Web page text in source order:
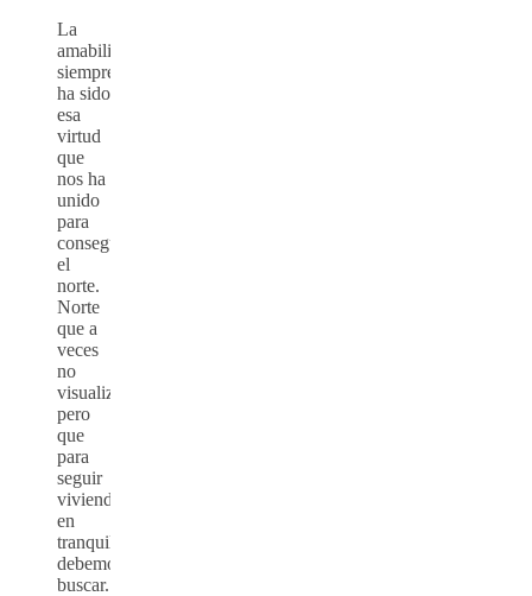
La
amabilidad
siempre
ha sido
esa
virtud
que
nos ha
unido
para
conseguir
el
norte.
Norte
que a
veces
no
visualizamos,
pero
que
para
seguir
viviendo
en
tranquilidad,
debemos
buscar.